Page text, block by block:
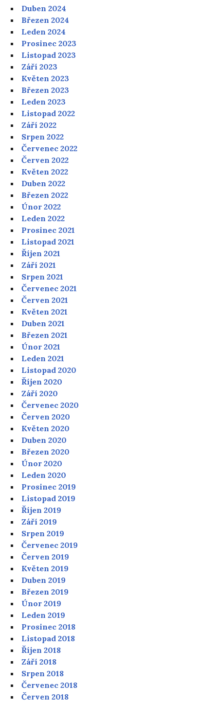
Duben 2024
Březen 2024
Leden 2024
Prosinec 2023
Listopad 2023
Září 2023
Květen 2023
Březen 2023
Leden 2023
Listopad 2022
Září 2022
Srpen 2022
Červenec 2022
Červen 2022
Květen 2022
Duben 2022
Březen 2022
Únor 2022
Leden 2022
Prosinec 2021
Listopad 2021
Říjen 2021
Září 2021
Srpen 2021
Červenec 2021
Červen 2021
Květen 2021
Duben 2021
Březen 2021
Únor 2021
Leden 2021
Listopad 2020
Říjen 2020
Září 2020
Červenec 2020
Červen 2020
Květen 2020
Duben 2020
Březen 2020
Únor 2020
Leden 2020
Prosinec 2019
Listopad 2019
Říjen 2019
Září 2019
Srpen 2019
Červenec 2019
Červen 2019
Květen 2019
Duben 2019
Březen 2019
Únor 2019
Leden 2019
Prosinec 2018
Listopad 2018
Říjen 2018
Září 2018
Srpen 2018
Červenec 2018
Červen 2018